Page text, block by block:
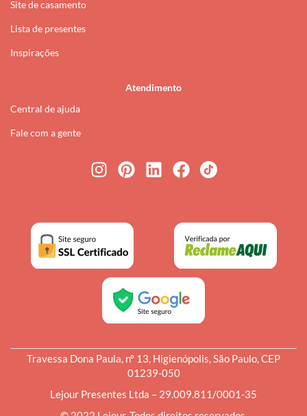
Site de casamento
Lista de presentes
Inspirações
Atendimento
Central de ajuda
Fale com a gente
Travessa Dona Paula, nº 13, Higienópolis, São Paulo, CEP
01239-050
Lejour Presentes Ltda – 29.009.811/0001-35